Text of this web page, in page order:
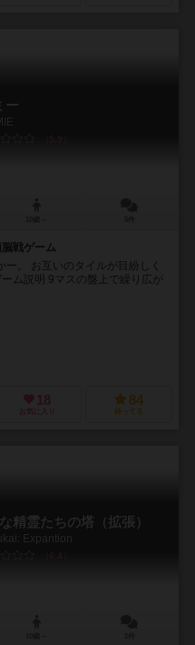
ー
5.9
戦ゲーム
。 お互いのタイルが目紛しく
ム説明 9マスの盤上で繰り広が
18
お気に入り
84
持ってる
精霊たちの塔（拡張）
Expantion
6.4